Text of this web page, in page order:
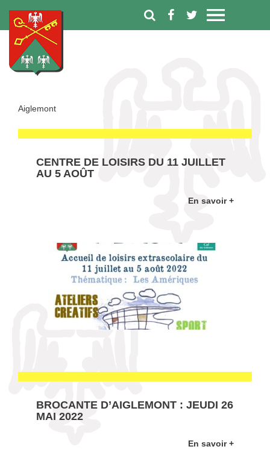
Aiglemont
CENTRE DE LOISIRS DU 11 JUILLET
AU 5 AOÛT
En savoir +
BROCANTE D’AIGLEMONT : JEUDI 26
MAI 2022
En savoir +